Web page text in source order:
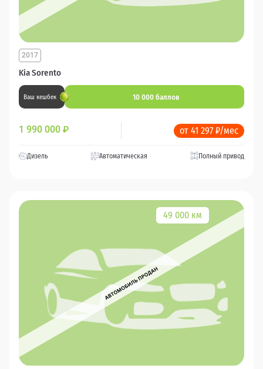
Kia Sorento
2017
Ваш кешбек 10 000 баллов
1 990 000 ₽ от 41 297 ₽/мес
Дизель Автоматическая Полный привод
49 000 км